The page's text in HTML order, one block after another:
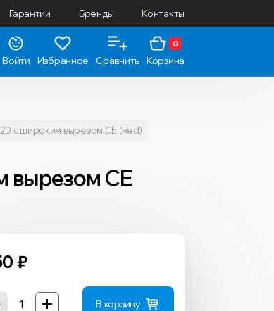
Гарантии Бренды Контакты
Войти Избранное Сравнить
0
Корзина
с широким вырезом CE (Red)
вырезом CE
₽
В корзину